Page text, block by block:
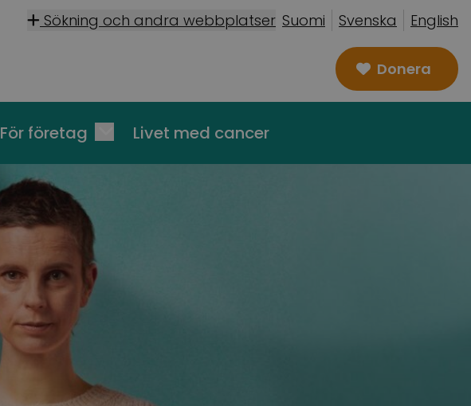
Sökning och andra webbplatser Suomi Svenska English
Donera
För företag Livet med cancer